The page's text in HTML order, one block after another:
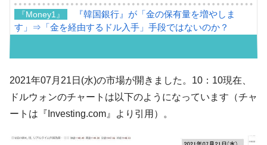
『Money1』
『韓国銀行』が「金の保有量を増やしま
す」⇒「金を経由するドル入手」手段ではないのか？
ル」まで拡大 ⇒ 海外資金の動きに強く左右される状態
『Money1』
韓国･帰ってきた李在明。李在明を支持しな
い「50.5％」に上昇
『Money1』
韓国大統領府ボンクラ政策室長が告発され
断
2021年07月21日(水)の市場が開きました。10：10現在、
ドルウォンのチャートは以下のようになっています（チャ
ートは『Investing.com』より引用）。